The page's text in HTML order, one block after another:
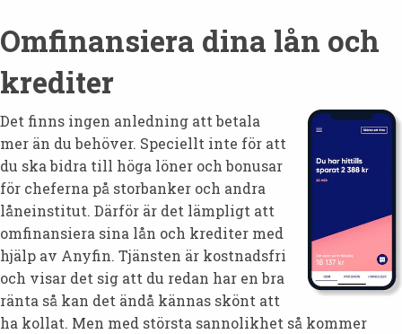
Omfinansiera dina lån och
krediter
Det finns ingen anledning att betala
mer än du behöver. Speciellt inte för att
du ska bidra till höga löner och bonusar
för cheferna på storbanker och andra
låneinstitut. Därför är det lämpligt att
omfinansiera sina lån och krediter med
hjälp av Anyfin. Tjänsten är kostnadsfri
och visar det sig att du redan har en bra
ränta så kan det ändå kännas skönt att
ha kollat. Men med största sannolikhet så kommer